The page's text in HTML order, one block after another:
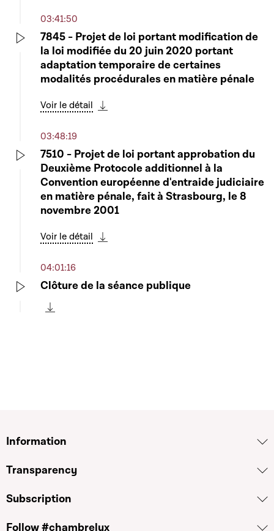
03:41:50
7845 - Projet de loi portant modification de
la loi modifiée du 20 juin 2020 portant
adaptation temporaire de certaines
modalités procédurales en matière pénale
Voir le détail
03:48:19
7510 - Projet de loi portant approbation du
Deuxième Protocole additionnel à la
Convention européenne d'entraide judiciaire
en matière pénale, fait à Strasbourg, le 8
novembre 2001
Voir le détail
04:01:16
Clôture de la séance publique
Information
Transparency
Subscription
Follow #chambrelux